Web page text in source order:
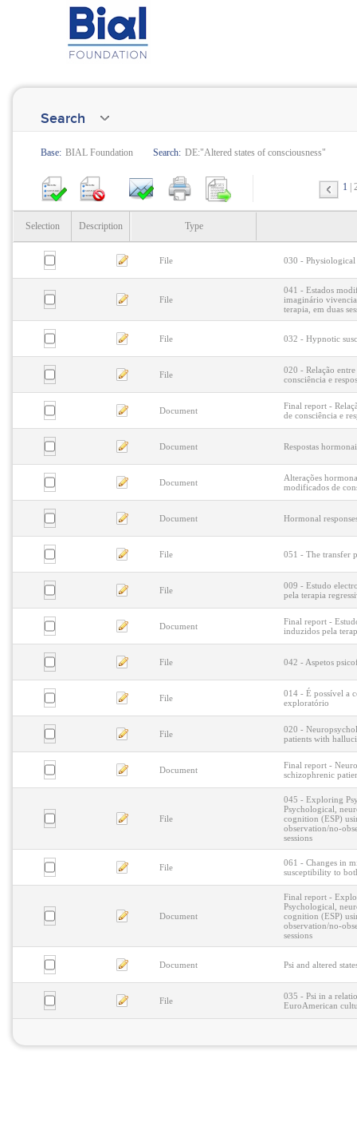
Search
Base: BIAL Foundation Search: DE:"Altered states of consciousness"
1
Selection Description Type
File 030 - Physiological
File
041 - Estados
imaginário
terapia, em duas
File 032 - Hypnotic
File
020 - Relação
consciência e
Document
Final report -
de consciência e
Document Respostas
Document
Alterações
modificados de
Document Hormonal
File 051 - The transfer
File
009 - Estudo
pela terapia
Document
Final report -
induzidos pela
File 042 - Aspetos
File
014 - É possível a
exploratório
File
020 -
patients with
Document
Final report -
schizophrenic
File
045 - Exploring
Psychological,
cognition (ESP)
observation/no-
sessions
File
061 - Changes in
susceptibility to
Document
Final report -
Psychological,
cognition (ESP)
observation/no-
sessions
Document Psi and altered
File
035 - Psi in a
EuroAmerican